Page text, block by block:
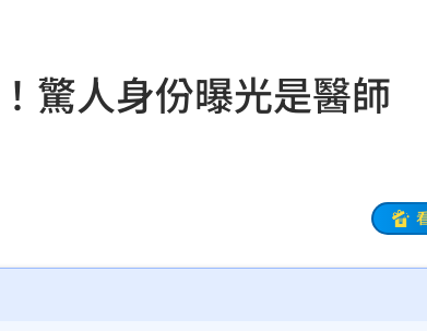
驚人身份曝光是醫